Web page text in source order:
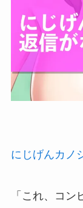
にじげんカノ
「これ、コ